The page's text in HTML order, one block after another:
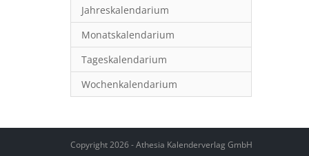
Jahreskalendarium
Monatskalendarium
Tageskalendarium
Wochenkalendarium
Copyright 2026 - Athesia Kalenderverlag GmbH